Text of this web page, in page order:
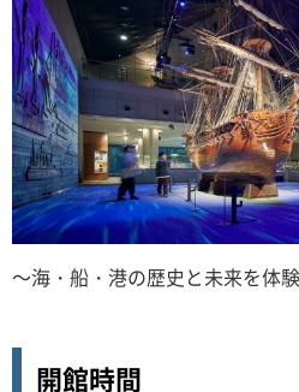
～海・船・港の歴史と未来を体
開館時間